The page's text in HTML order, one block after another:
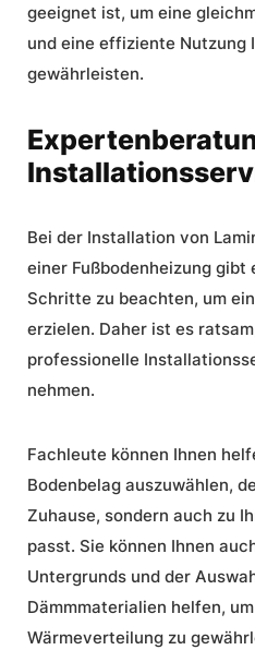
geeignet ist, um eine
und eine effiziente Nutzung
gewährleisten.
Bei der Installation von
einer Fußbodenheizung gibt
Schritte zu beachten, um
erzielen. Daher ist es
professionelle
nehmen.
Fachleute können Ihnen
Bodenbelag auszuwählen,
Zuhause, sondern auch zu
passt. Sie können Ihnen
Untergrunds und der
Dämmmaterialien helfen,
Wärmeverteilung zu